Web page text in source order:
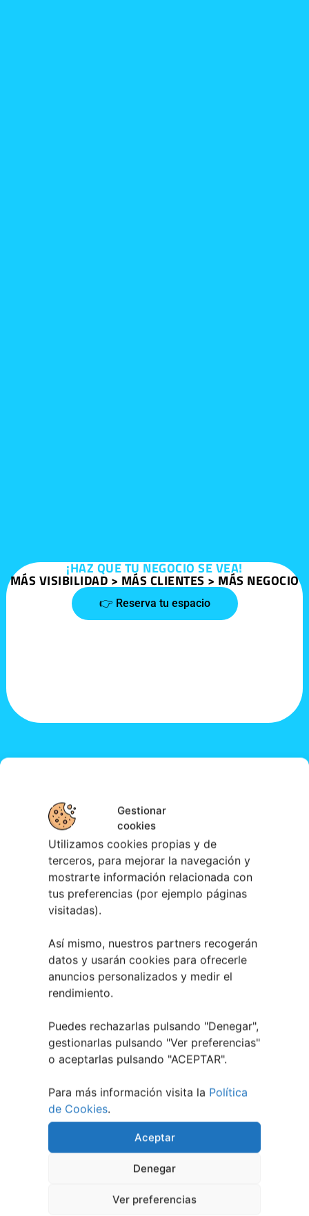
Gestionar
cookies
Utilizamos cookies propias y de
terceros, para mejorar la navegación y
mostrarte información relacionada con
tus preferencias (por ejemplo páginas
visitadas).
Así mismo, nuestros partners recogerán
datos y usarán cookies para ofrecerle
anuncios personalizados y medir el
rendimiento.
Puedes rechazarlas pulsando "Denegar",
gestionarlas pulsando "Ver preferencias"
o aceptarlas pulsando "ACEPTAR".
Para más información visita la Política
de Cookies.
Aceptar
Denegar
Ver preferencias
¡HAZ QUE TU NEGOCIO SE VEA!
MÁS VISIBILIDAD > MÁS CLIENTES > MÁS NEGOCIO
👉 Reserva tu espacio